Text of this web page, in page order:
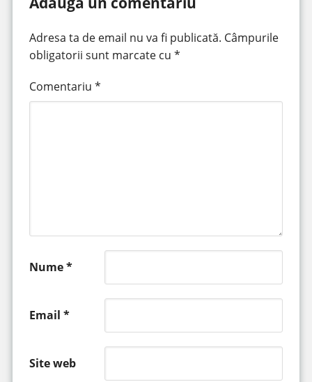
Adresa ta de email nu va fi publicată. Câmpurile
obligatorii sunt marcate cu *
Comentariu *
Nume*
Email *
Site web